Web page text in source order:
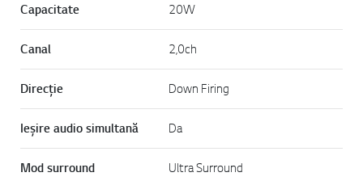
Capacitate 20W
Canal 2,0ch
Direcție Down Firing
Ieșire audio simultană Da
Mod surround Ultra Surround